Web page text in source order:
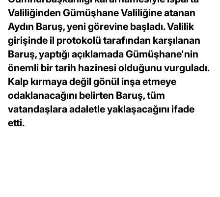
Valiliğinden Gümüşhane Valiliğine atanan
Aydın Baruş, yeni görevine başladı. Valilik
girişinde il protokolü tarafından karşılanan
Baruş, yaptığı açıklamada Gümüşhane'nin
önemli bir tarih hazinesi olduğunu vurguladı.
Kalp kırmaya değil gönül inşa etmeye
odaklanacağını belirten Baruş, tüm
vatandaşlara adaletle yaklaşacağını ifade
etti.